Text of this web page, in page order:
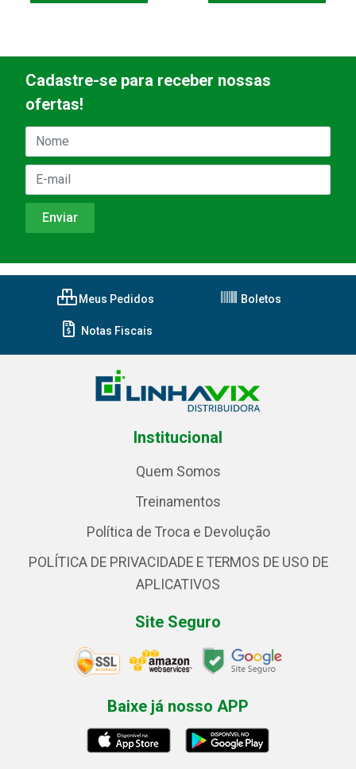
Cadastre-se para receber nossas
ofertas!
Meus Pedidos Boletos
Notas Fiscais
Institucional
Quem Somos
Treinamentos
Política de Troca e Devolução
POLÍTICA DE PRIVACIDADE E TERMOS DE USO DE
APLICATIVOS
Site Seguro
Baixe já nosso APP